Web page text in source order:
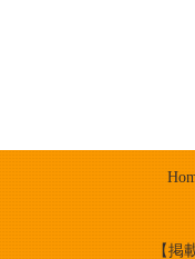
【掲